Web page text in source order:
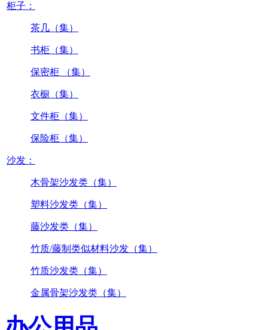
柜子：
茶几（集）
书柜（集）
保密柜 （集）
衣橱（集）
文件柜（集）
保险柜（集）
沙发：
木骨架沙发类（集）
塑料沙发类（集）
藤沙发类（集）
竹质/藤制类似材料沙发（集）
竹质沙发类（集）
金属骨架沙发类（集）